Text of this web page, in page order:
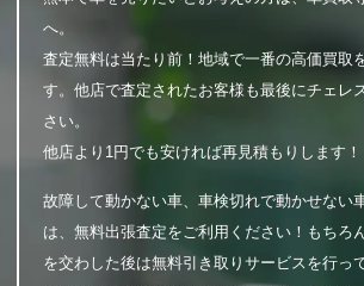
へ。
査定無料は当たり前！地域で一番の高価買取
す。他店で査定されたお客様も最後にチェレ
さい。
他店より1円でも安ければ再見積もりします！
故障して動かない車、車検切れで動かせない
は、無料出張査定をご利用ください！もちろ
を交わした後は無料引き取りサービスを行っ